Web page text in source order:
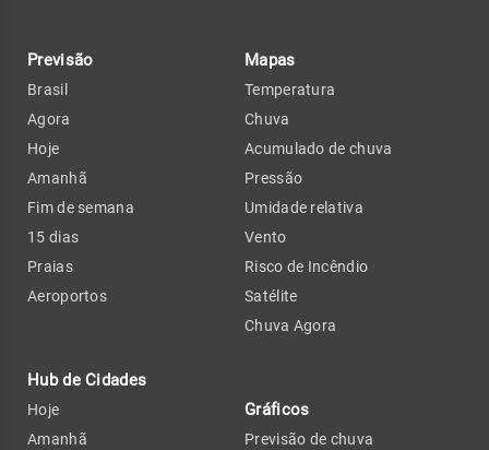
Previsão
Brasil
Agora
Hoje
Amanhã
Fim de semana
15 dias
Praias
Aeroportos
Hub de Cidades
Hoje
Amanhã
Mapas
Temperatura
Chuva
Acumulado de chuva
Pressão
Umidade relativa
Vento
Risco de Incêndio
Satélite
Chuva Agora
Gráficos
Previsão de chuva